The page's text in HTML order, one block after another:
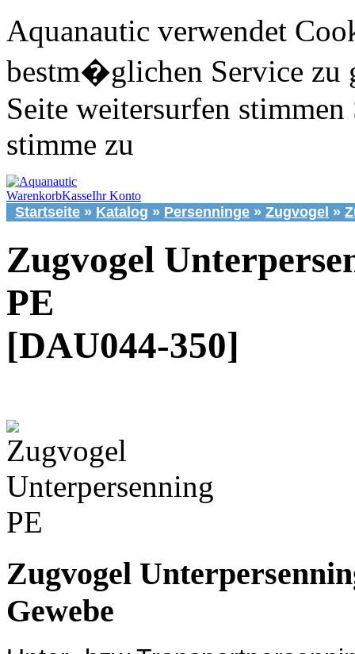
Aquanautic verwendet
bestm�glichen Service zu
Seite weitersurfen stimmen
stimme zu
WarenkorbKasseIhr Konto
Startseite » Katalog » Persenninge » Zugvogel »
Zugvogel
PE
[DAU044-350]
Zugvogel
Gewebe